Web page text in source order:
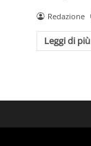
Redazione
Leggi di più